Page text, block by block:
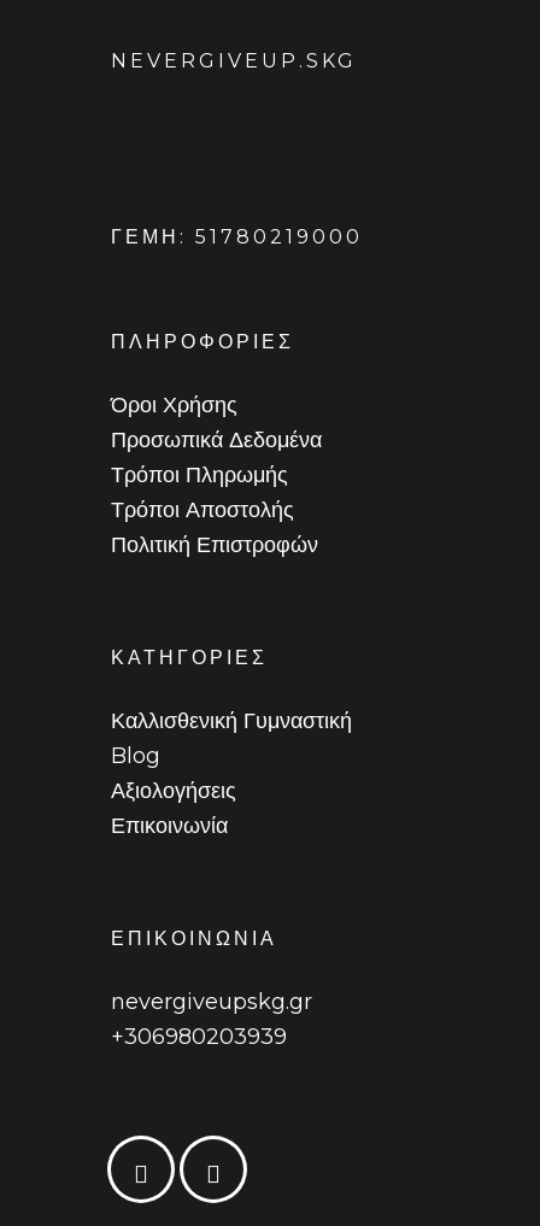
NEVERGIVEUP.SKG
ΓΕΜΗ: 51780219000
ΠΛΗΡΟΦΟΡΙΕΣ
Όροι Χρήσης
Προσωπικά Δεδομένα
Τρόποι Πληρωμής
Τρόποι Αποστολής
Πολιτική Επιστροφών
ΚΑΤΗΓΟΡΙΕΣ
Καλλισθενική Γυμναστική
Blog
Αξιολογήσεις
Επικοινωνία
ΕΠΙΚΟΙΝΩΝΙΑ
nevergiveupskg.gr
+306980203939